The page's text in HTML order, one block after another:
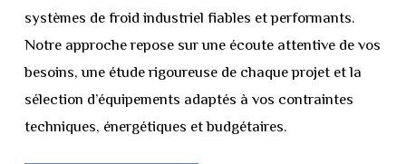
systèmes de froid industriel fiables et performants.
Notre approche repose sur une écoute attentive de vos
besoins, une étude rigoureuse de chaque projet et la
sélection d’équipements adaptés à vos contraintes
techniques, énergétiques et budgétaires.